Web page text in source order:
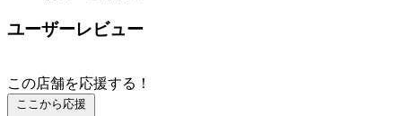
ユーザーレビュー
この店舗を応援する！
ここから応援